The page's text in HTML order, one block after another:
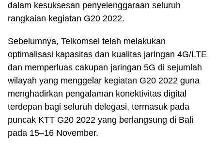
dalam kesuksesan penyelenggaraan seluruh
rangkaian kegiatan G20 2022.
Sebelumnya, Telkomsel telah melakukan
optimalisasi kapasitas dan kualitas jaringan 4G/LTE
dan memperluas cakupan jaringan 5G di sejumlah
wilayah yang menggelar kegiatan G20 2022 guna
menghadirkan pengalaman konektivitas digital
terdepan bagi seluruh delegasi, termasuk pada
puncak KTT G20 2022 yang berlangsung di Bali
pada 15–16 November.